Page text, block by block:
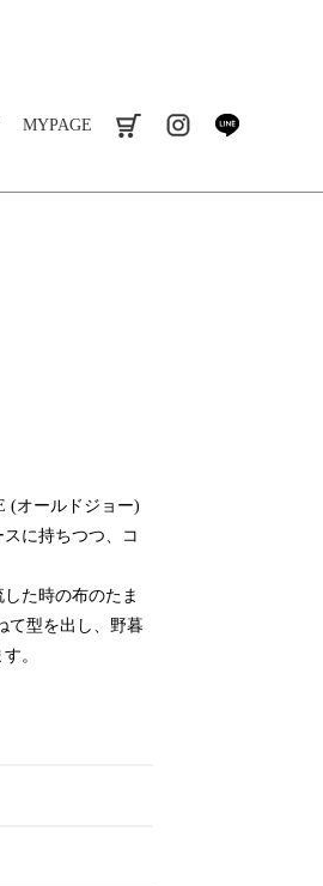
MYPAGE instagram
(オールドジョー)
に持ちつつ、コ
た時の布のたま
て型を出し、野暮
。